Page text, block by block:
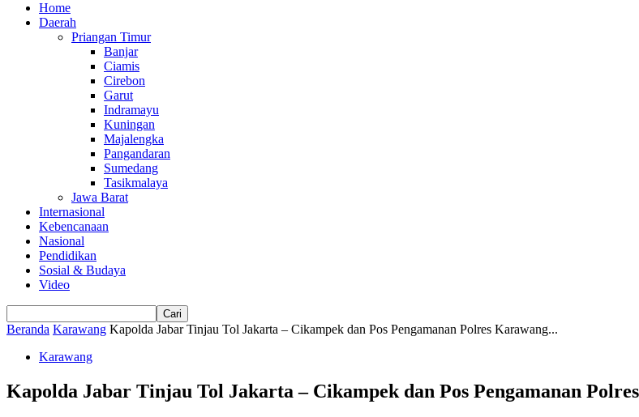
Home
Daerah
Priangan Timur
Banjar
Ciamis
Cirebon
Garut
Indramayu
Kuningan
Majalengka
Pangandaran
Sumedang
Tasikmalaya
Jawa Barat
Internasional
Kebencanaan
Nasional
Pendidikan
Sosial & Budaya
Video
Beranda Karawang Kapolda Jabar Tinjau Tol Jakarta – Cikampek dan Pos Pengamanan Polres Karawang...
Karawang
Kapolda Jabar Tinjau Tol Jakarta – Cikampek dan Pos Pengamanan